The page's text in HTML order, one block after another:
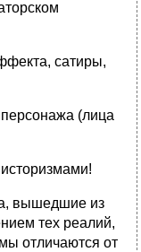
сатиры,
персонажа (лица
вышедшие из
тех реалий,
отличаются от